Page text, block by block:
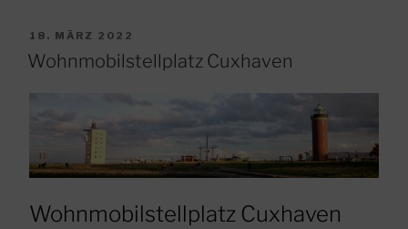
VERÖFFENTLICHT
AM
18. MÄRZ 2022
Wohnmobilstellplatz Cuxhaven
Wohnmobilstellplatz Cuxhaven